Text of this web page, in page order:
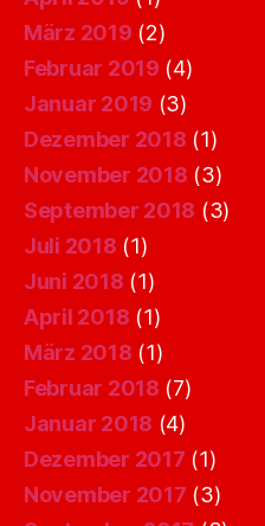
März 2019 (2)
Februar 2019 (4)
Januar 2019 (3)
Dezember 2018 (1)
November 2018 (3)
September 2018 (3)
Juli 2018 (1)
Juni 2018 (1)
April 2018 (1)
März 2018 (1)
Februar 2018 (7)
Januar 2018 (4)
Dezember 2017 (1)
November 2017 (3)